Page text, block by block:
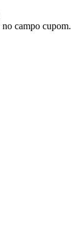
no campo cupom.